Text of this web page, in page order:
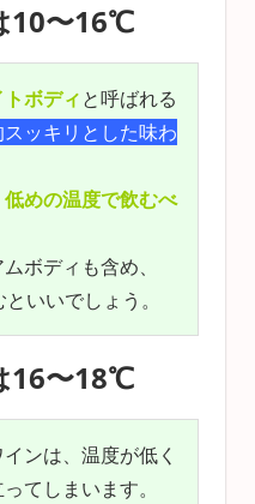
10〜16℃
ボディと呼ばれる
ッキリとした味わ
低めの温度で飲むべ
ボディも含め、
いいでしょう。
16〜18℃
ンは、温度が低く
てしまいます。